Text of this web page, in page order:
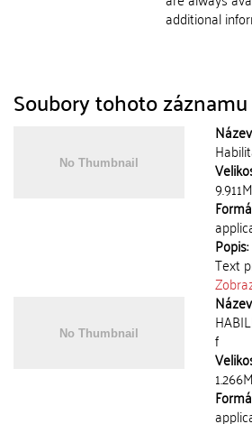
additional
Soubory tohoto záznamu
Popis:
Text
f